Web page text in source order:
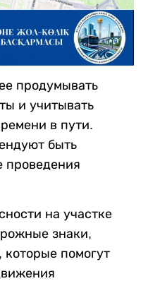
продумывать
и учитывать
в пути.
быть
проведения
на участке
знаки,
которые помогут